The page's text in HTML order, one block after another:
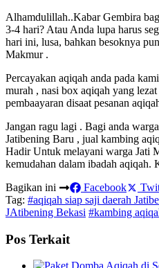
Alhamdulillah..Kabar Gembira
3-4 hari? Atau Anda lupa harus
hari ini, lusa, bahkan besoknya
Makmur .
Percayakan aqiqah anda pada
murah , nasi box aqiqah yang
pembaayaran disaat pesanan
Jangan ragu lagi . Bagi anda
Jatibening Baru , jual kambing
Hadir Untuk melayani warga Jati
kemudahan dalam ibadah
Bagikan ini
Facebook
Tag: #aqiqah siap saji daerah
JAtibening Bekasi #kambing
Pos Terkait